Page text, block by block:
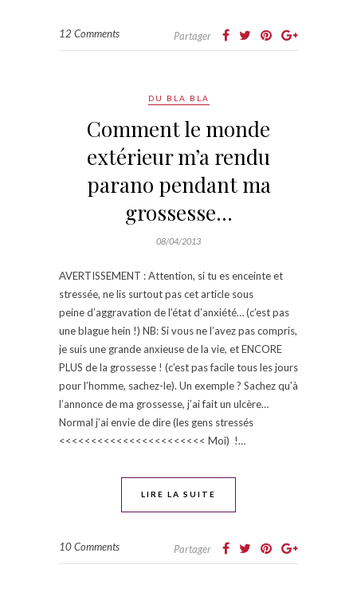
12 Comments Partager
DU BLA BLA
Comment le monde
extérieur m’a rendu
parano pendant ma
grossesse…
08/04/2013
AVERTISSEMENT : Attention, si tu es enceinte et
stressée, ne lis surtout pas cet article sous
peine d’aggravation de l’état d’anxiété… (c’est pas
une blague hein !) NB: Si vous ne l’avez pas compris,
je suis une grande anxieuse de la vie, et ENCORE
PLUS de la grossesse ! (c’est pas facile tous les jours
pour l’homme, sachez-le). Un exemple ? Sachez qu’à
l’annonce de ma grossesse, j’ai fait un ulcère…
Normal j’ai envie de dire (les gens stressés
<<<<<<<<<<<<<<<<<<<<<<< Moi) !…
LIRE LA SUITE
10 Comments Partager